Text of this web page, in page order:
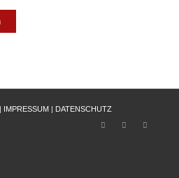
IMPRESSUM DATENSCHUTZ